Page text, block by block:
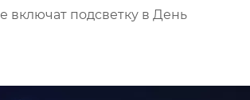
подсветку в День